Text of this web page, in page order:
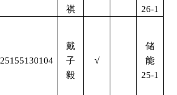
祺
26-1
25155130104
戴
子
毅
√
储
能
25-1